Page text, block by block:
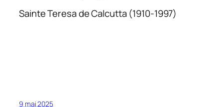
Sainte Teresa de Calcutta (1910-1997)
9 mai 2025